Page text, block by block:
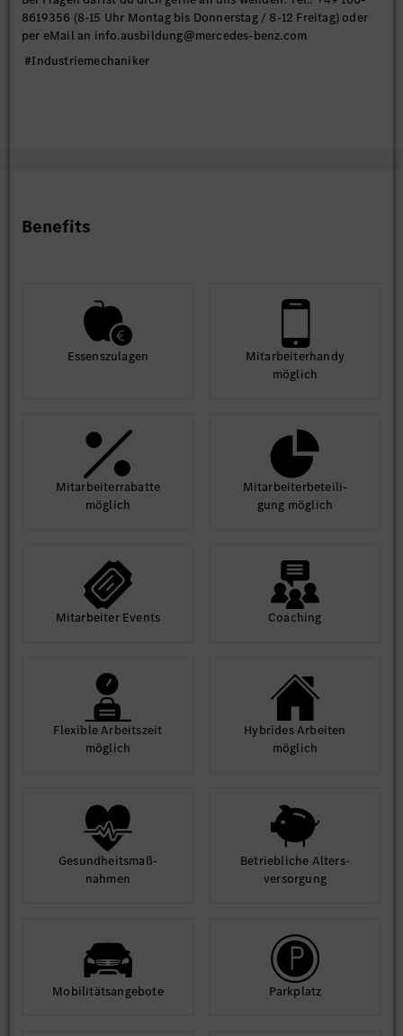
8619356 (8-15 Uhr Montag bis Donnerstag / 8-12 Freitag) oder
per eMail an info.ausbildung@mercedes-benz.com
#Industriemechaniker
Benefits
Essens­zulagen
Mit­arbeiter­handy
möglich
Mit­arbeiter­rabatte
möglich
Mit­arbeiter­beteili­
gung möglich
Mit­arbeiter Events Coaching
Flexible Arbeits­zeit
möglich
Hybrides Arbeiten
möglich
Gesund­heits­maß­
nahmen
Betrieb­liche Alters­
ver­sorgung
Mobilitäts­angebote Park­platz